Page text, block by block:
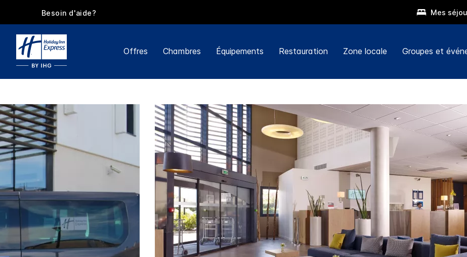
Besoin d'aide? Mes
Offres Chambres Équipements Restauration Zone locale Groupes et